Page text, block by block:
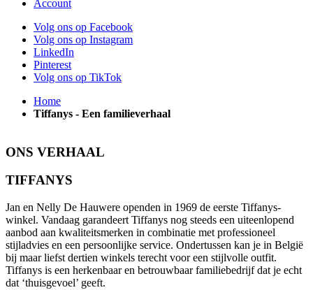
Account
Volg ons op Facebook
Volg ons op Instagram
LinkedIn
Pinterest
Volg ons op TikTok
Home
Tiffanys - Een familieverhaal
ONS VERHAAL
TIFFANYS
Jan en Nelly De Hauwere openden in 1969 de eerste Tiffanys-
winkel. Vandaag garandeert Tiffanys nog steeds een uiteenlopend
aanbod aan kwaliteitsmerken in combinatie met professioneel
stijladvies en een persoonlijke service. Ondertussen kan je in België
bij maar liefst dertien winkels terecht voor een stijlvolle outfit.
Tiffanys is een herkenbaar en betrouwbaar familiebedrijf dat je echt
dat ‘thuisgevoel’ geeft.